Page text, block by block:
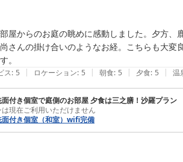
屋からのお庭の眺めに感動しました。夕方、
さんの掛け合いのようなお経。こちらも大変
。
ス: 5 | ロケーション: 5 | 朝食: 5 | 夕食: 5 | 温
面付き個室で庭側のお部屋 夕食は三之膳！沙羅プラン
現在ご利用いただけません
面付き個室（和室）wifi完備